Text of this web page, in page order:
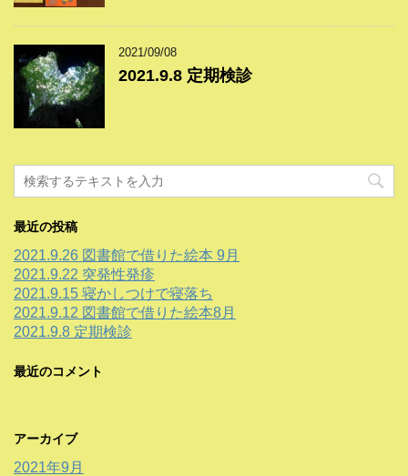
2021/09/08
2021.9.8 定期検診
最近の投稿
2021.9.26 図書館で借りた絵本 9月
2021.9.22 突発性発疹
2021.9.15 寝かしつけで寝落ち
2021.9.12 図書館で借りた絵本8月
2021.9.8 定期検診
最近のコメント
アーカイブ
2021年9月